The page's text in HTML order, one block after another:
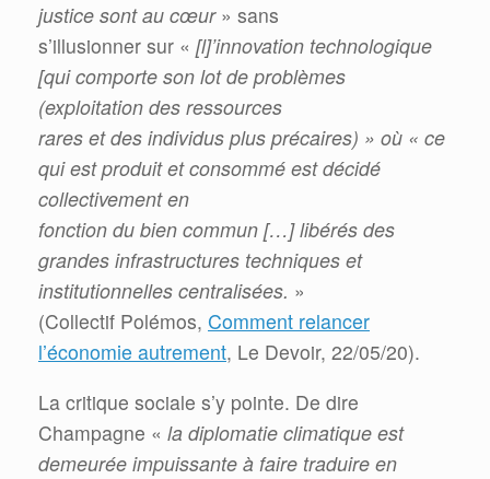
justice sont au cœur» sans
s’illusionner sur « [l]’innovation technologique
[qui comporte son lot de problèmes
(exploitation des ressources
rares et des individus plus précaires) » où « ce
qui est produit et consommé est décidé
collectivement en
fonction du bien commun […] libérés des
grandes infrastructures techniques et
institutionnelles centralisées. »
(Collectif Polémos, Comment relancer
l’économie autrement, Le Devoir, 22/05/20).
La critique sociale s’y pointe. De dire
Champagne « la diplomatie climatique est
demeurée impuissante à faire traduire en